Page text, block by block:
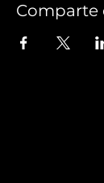
Comparte